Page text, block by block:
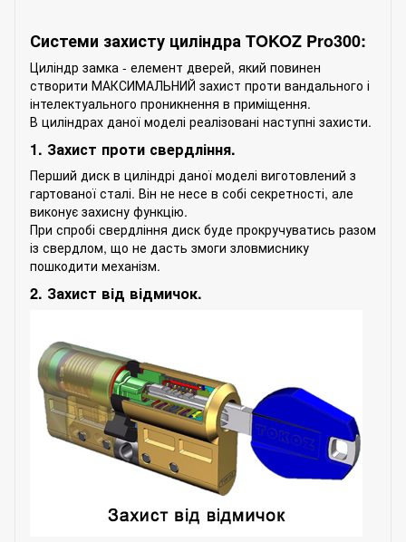
Системи захисту циліндра TOKOZ Pro300:
Циліндр замка - елемент дверей, який повинен
створити МАКСИМАЛЬНИЙ захист проти вандального і
інтелектуального проникнення в приміщення.
В циліндрах даної моделі реалізовані наступні захисти.
1. Захист проти свердління.
Перший диск в циліндрі даної моделі виготовлений з
гартованої сталі. Він не несе в собі секретності, але
виконує захисну функцію.
При спробі свердління диск буде прокручуватись разом
із свердлом, що не дасть змоги зловмиснику
пошкодити механізм.
2. Захист від відмичок.